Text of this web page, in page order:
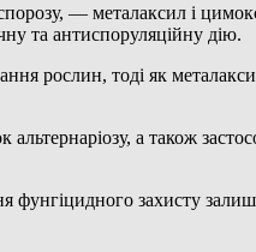
— металаксил і
та антиспоруляційну дію.
рослин, тоді як
а також
фунгіцидного захисту